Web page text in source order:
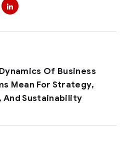
Of Business
Mean For Strategy,
And Sustainability